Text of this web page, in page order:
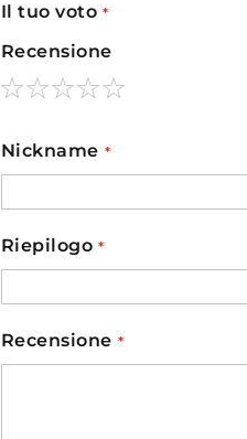
Il tuo voto
Recensione
star
stars
stars
stars
stars
Nickname
Riepilogo
Recensione